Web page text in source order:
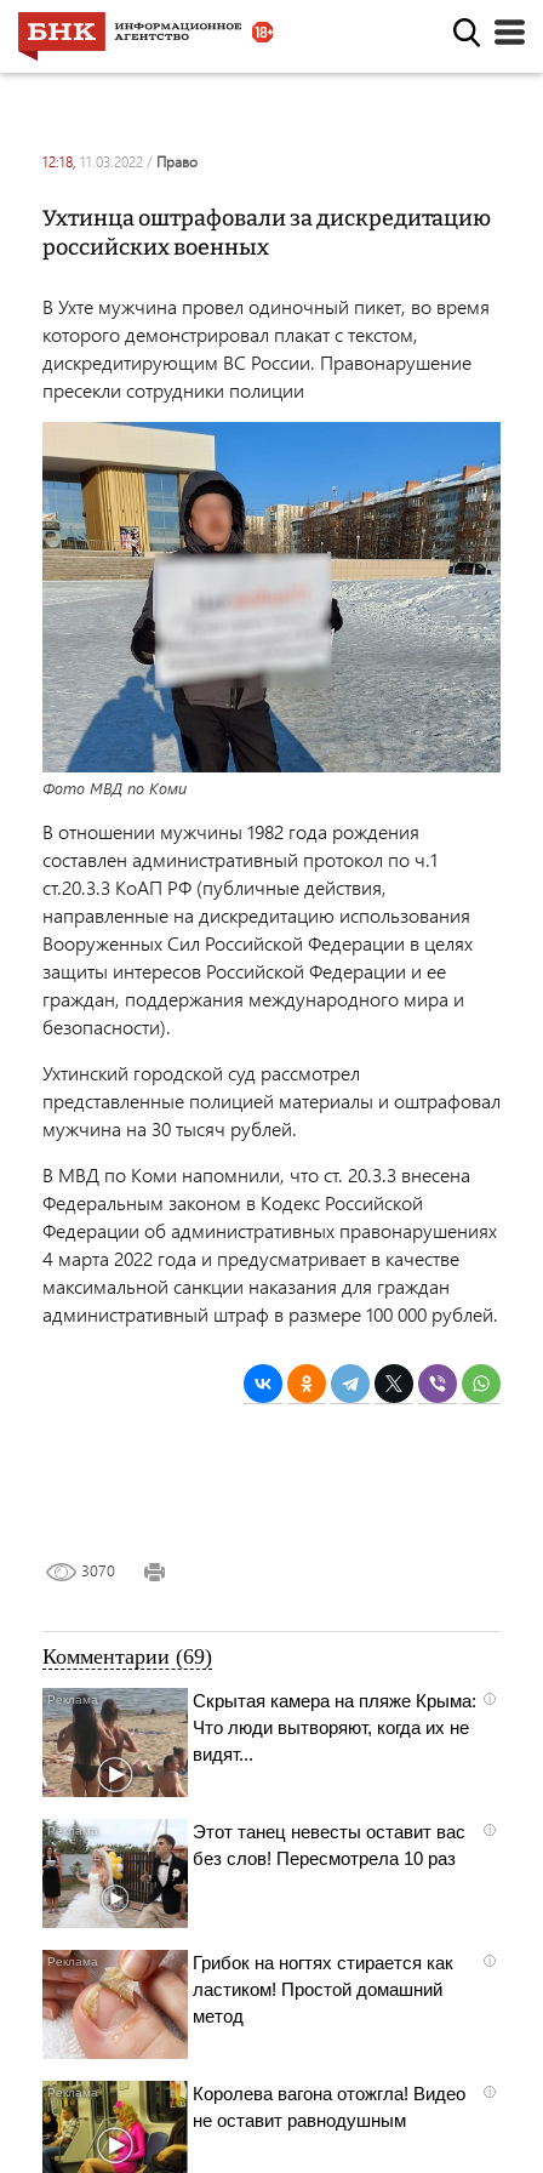
12:18, 11.03.2022 / право
Ухтинца оштрафовали за дискредитацию
российских военных
В Ухте мужчина провел одиночный пикет, во время
которого демонстрировал плакат с текстом,
дискредитирующим ВС России. Правонарушение
пресекли сотрудники полиции
Фото МВД по Коми
В отношении мужчины 1982 года рождения
составлен административный протокол по ч.1
ст.20.3.3 КоАП РФ (публичные действия,
направленные на дискредитацию использования
Вооруженных Сил Российской Федерации в целях
защиты интересов Российской Федерации и ее
граждан, поддержания международного мира и
безопасности).
Ухтинский городской суд рассмотрел
представленные полицией материалы и оштрафовал
мужчина на 30 тысяч рублей.
В МВД по Коми напомнили, что ст. 20.3.3 внесена
Федеральным законом в Кодекс Российской
Федерации об административных правонарушениях
4 марта 2022 года и предусматривает в качестве
максимальной санкции наказания для граждан
административный штраф в размере 100 000 рублей.
3070
Комментарии (69)
i
Скрытая камера на пляже Крыма:
Что люди вытворяют, когда их не
видят...
i
Этот танец невесты оставит вас
без слов! Пересмотрела 10 раз
i
Грибок на ногтях стирается как
ластиком! Простой домашний
метод
i
Королева вагона отожгла! Видео
не оставит равнодушным